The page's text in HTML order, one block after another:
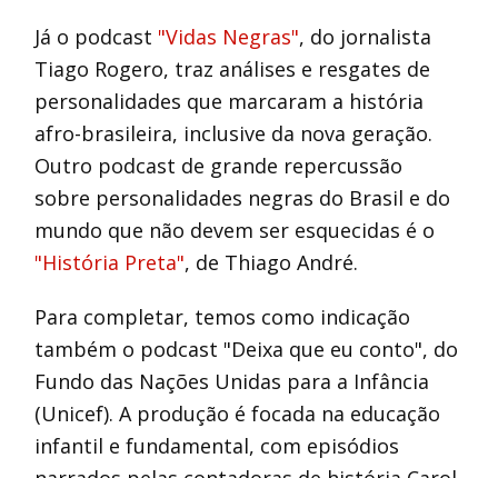
Já o podcast "Vidas Negras", do jornalista
Tiago Rogero, traz análises e resgates de
personalidades que marcaram a história
afro-brasileira, inclusive da nova geração.
Outro podcast de grande repercussão
sobre personalidades negras do Brasil e do
mundo que não devem ser esquecidas é o
"História Preta", de Thiago André.
Para completar, temos como indicação
também o podcast "Deixa que eu conto", do
Fundo das Nações Unidas para a Infância
(Unicef). A produção é focada na educação
infantil e fundamental, com episódios